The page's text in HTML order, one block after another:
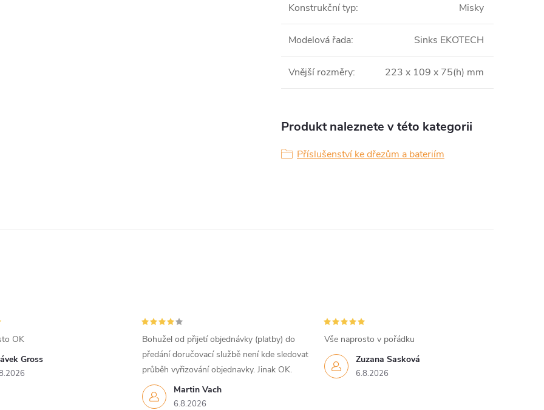
Konstrukční typ: Misky
Modelová řada: Sinks EKOTECH
Vnější rozměry: 223 x 109 x 75(h) mm
Produkt naleznete v této kategorii
Příslušenství ke dřezům a bateriím
Gross
OK
Martin Vach
6.8.2026
Bohužel od přijetí objednávky (platby) do
předání doručovací službě není kde sledovat
průběh vyřizování objednavky. Jinak OK.
Zuzana Sasková
6.8.2026
Vše naprosto v pořádku